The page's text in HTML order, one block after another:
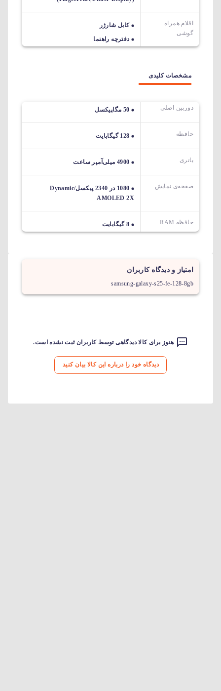
اقلام همراه
گوشی
کابل شارژر
دفترچه راهنما
مشخصات کلیدی
دوربین اصلی 50 مگاپیکسل
حافظه 128 گیگابایت
باتری 4900 میلی‌آمپر ساعت
صفحه‌ی نمایش
1080 در 2340 پیکسل/Dynamic
AMOLED 2X
حافظه RAM 8 گیگابایت
امتیاز و دیدگاه کاربران
samsung-galaxy-s25-fe-128-8gb
هنوز برای کالا دیدگاهی توسط کاربران ثبت نشده است.
دیدگاه خود را درباره این کالا بیان کنید